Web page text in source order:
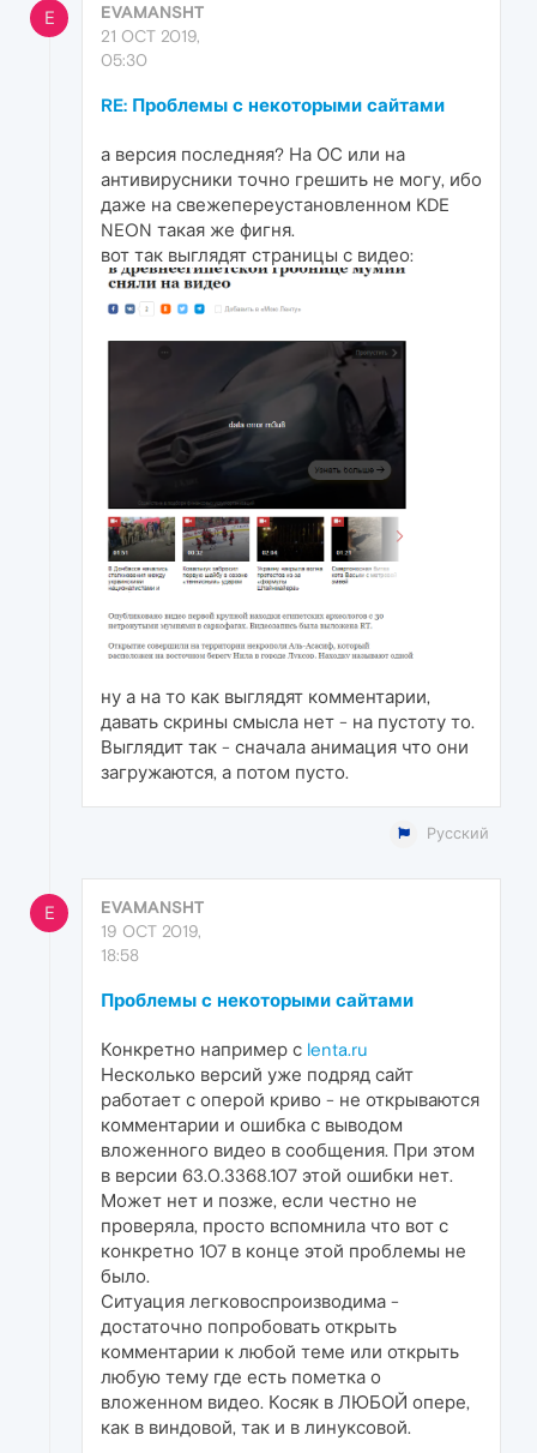
E
EVAMANSHT
21 OCT 2019,
05:30
RE: Проблемы с некоторыми сайтами
а версия последняя? На ОС или на
антивирусники точно грешить не могу, ибо
даже на свежепереустановленном KDE
NEON такая же фигня.
вот так выглядят страницы с видео:
ну а на то как выглядят комментарии,
давать скрины смысла нет - на пустоту то.
Выглядит так - сначала анимация что они
загружаются, а потом пусто.
Русский
E
EVAMANSHT
19 OCT 2019,
18:58
Проблемы с некоторыми сайтами
Конкретно например с lenta.ru
Несколько версий уже подряд сайт
работает с оперой криво - не открываются
комментарии и ошибка с выводом
вложенного видео в сообщения. При этом
в версии 63.0.3368.107 этой ошибки нет.
Может нет и позже, если честно не
проверяла, просто вспомнила что вот с
конкретно 107 в конце этой проблемы не
было.
Ситуация легковоспроизводима -
достаточно попробовать открыть
комментарии к любой теме или открыть
любую тему где есть пометка о
вложенном видео. Косяк в ЛЮБОЙ опере,
как в виндовой, так и в линуксовой.